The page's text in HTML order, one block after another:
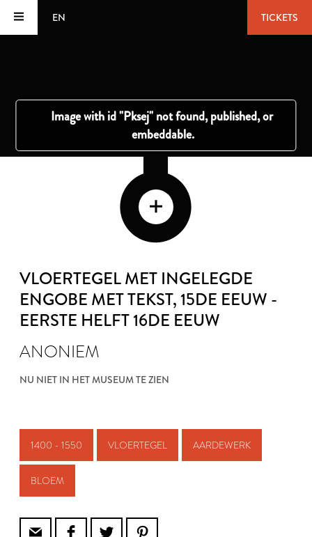
EN TICKETS
VLOERTEGEL MET INGELEGDE
ENGOBE MET TEKST, 15DE EEUW -
EERSTE HELFT 16DE EEUW
ANONIEM
NU NIET IN HET MUSEUM TE ZIEN
1400 - 1550 VLOERTEGEL AARDEWERK
BLOEM